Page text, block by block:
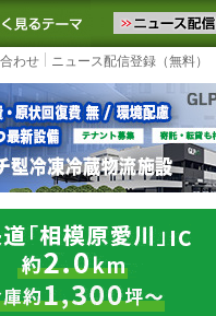
をお届けします。物流
に入りに追加 よく見るテーマ
わせ ニュース配信登録（無料）